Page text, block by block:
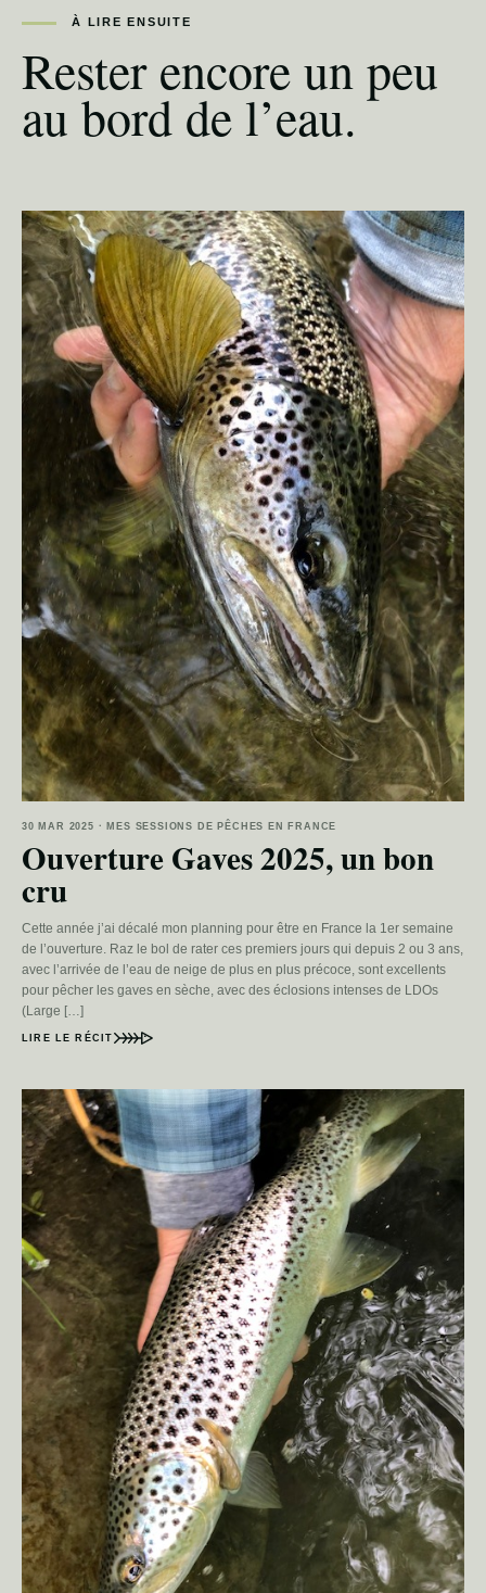
À LIRE ENSUITE
Rester encore un peu
au bord de l’eau.
30 MAR 2025 · MES SESSIONS DE PÊCHES EN FRANCE
Ouverture Gaves 2025, un bon
cru
Cette année j’ai décalé mon planning pour être en France la 1er semaine
de l’ouverture. Raz le bol de rater ces premiers jours qui depuis 2 ou 3 ans,
avec l’arrivée de l’eau de neige de plus en plus précoce, sont excellents
pour pêcher les gaves en sèche, avec des éclosions intenses de LDOs
(Large […]
LIRE LE RÉCIT